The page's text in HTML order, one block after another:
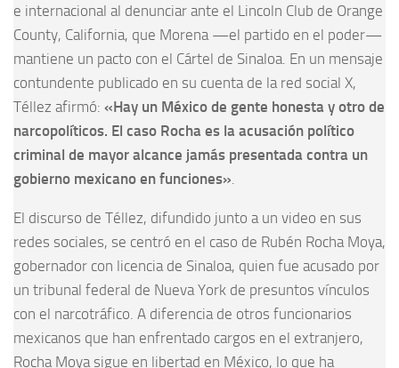
e internacional al denunciar ante el Lincoln Club de Orange
County, California, que Morena —el partido en el poder—
mantiene un pacto con el Cártel de Sinaloa. En un mensaje
contundente publicado en su cuenta de la red social X,
Téllez afirmó: «Hay un México de gente honesta y otro de
narcopolíticos. El caso Rocha es la acusación político
criminal de mayor alcance jamás presentada contra un
gobierno mexicano en funciones»
El discurso de Téllez, difundido junto a un video en sus
redes sociales, se centró en el caso de Rubén Rocha Moya,
gobernador con licencia de Sinaloa, quien fue acusado por
un tribunal federal de Nueva York de presuntos vínculos
con el narcotráfico. A diferencia de otros funcionarios
mexicanos que han enfrentado cargos en el extranjero,
Rocha Moya sigue en libertad en México, lo que ha